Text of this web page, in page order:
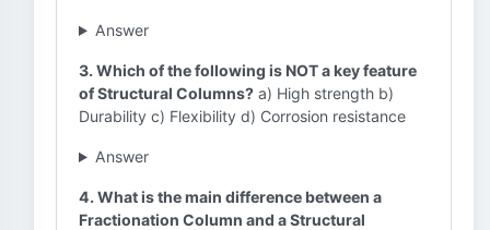
Answer
3. Which of the following is NOT a key feature
of Structural Columns? a) High strength b)
Durability c) Flexibility d) Corrosion resistance
Answer
4. What is the main difference between a
Fractionation Column and a Structural